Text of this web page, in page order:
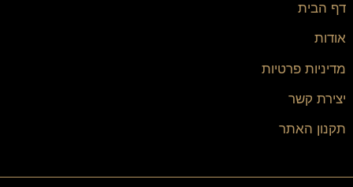
דף הבית
אודות
מדיניות פרטיות
יצירת קשר
תקנון האתר